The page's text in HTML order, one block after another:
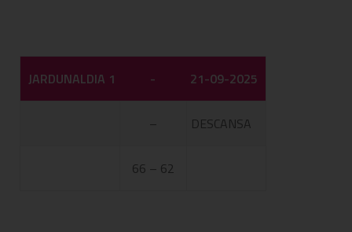
JARDUNALDIA 1 - 21-09-2025
– DESCANSA
66 – 62